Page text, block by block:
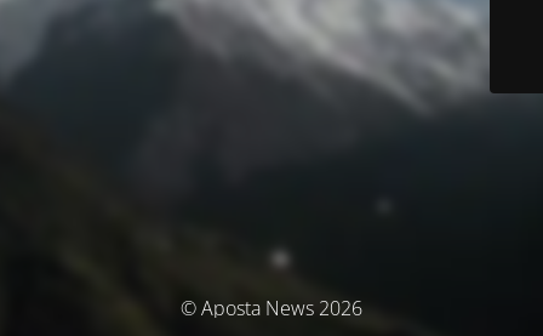
© Aposta News 2026